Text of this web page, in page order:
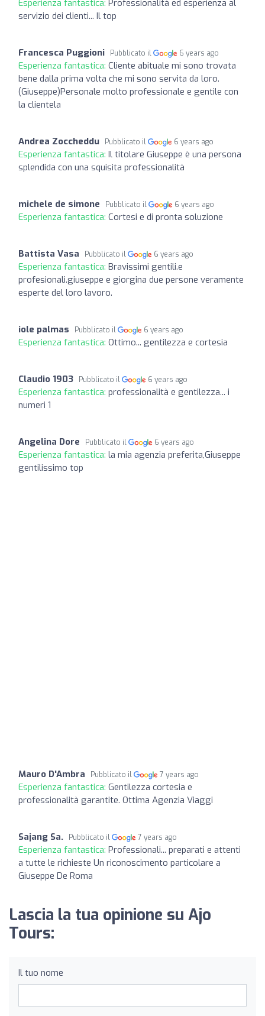
Esperienza fantastica: Professionalità ed esperienza al
servizio dei clienti... Il top
Francesca Puggioni Pubblicato il 6 years ago
Esperienza fantastica: Cliente abituale mi sono trovata
bene dalla prima volta che mi sono servita da loro.
(Giuseppe)Personale molto professionale e gentile con
la clientela
Andrea Zoccheddu Pubblicato il 6 years ago
Esperienza fantastica: Il titolare Giuseppe è una persona
splendida con una squisita professionalità
michele de simone Pubblicato il 6 years ago
Esperienza fantastica: Cortesi e di pronta soluzione
Battista Vasa Pubblicato il 6 years ago
Esperienza fantastica: Bravissimi gentili.e
profesionali.giuseppe e giorgina due persone veramente
esperte del loro lavoro.
iole palmas Pubblicato il 6 years ago
Esperienza fantastica: Ottimo... gentilezza e cortesia
Claudio 1903 Pubblicato il 6 years ago
Esperienza fantastica: professionalità e gentilezza... i
numeri 1
Angelina Dore Pubblicato il 6 years ago
Esperienza fantastica: la mia agenzia preferita,Giuseppe
gentilissimo top
Mauro D'Ambra Pubblicato il 7 years ago
Esperienza fantastica: Gentilezza cortesia e
professionalità garantite. Ottima Agenzia Viaggi
Sajang Sa. Pubblicato il 7 years ago
Esperienza fantastica: Professionali... preparati e attenti
a tutte le richieste Un riconoscimento particolare a
Giuseppe De Roma
Lascia la tua opinione su Ajo
Tours:
Il tuo nome